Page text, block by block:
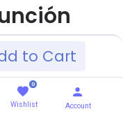
to Cart
0
Wishlist Account